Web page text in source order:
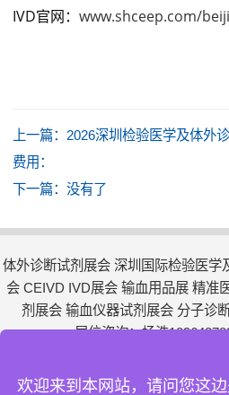
IVD官网： www.shceep.com/
上一篇： 2026深圳检验医学及体外
费用：
下一篇：没有了
体外诊断试剂展会 深圳国际检验医学
会 CEIVD IVD展会 输血用品展 精准
剂展会 输血仪器试剂展会 分子诊
展位咨询：杨浩
地址：上海市松江区莘砖公路668号
上海聚亿展览服
欢迎来到本网站，请问您这